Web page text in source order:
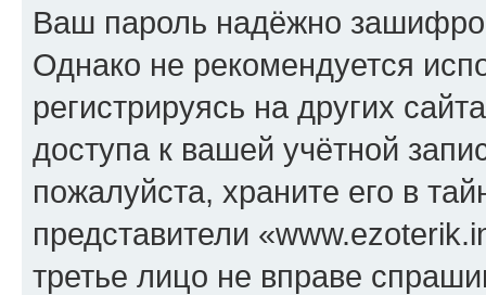
Ваш пароль надёжно
Однако не рекомендуется
регистрируясь на других
доступа к вашей учётной
пожалуйста, храните его в
представители
третье лицо не вправе